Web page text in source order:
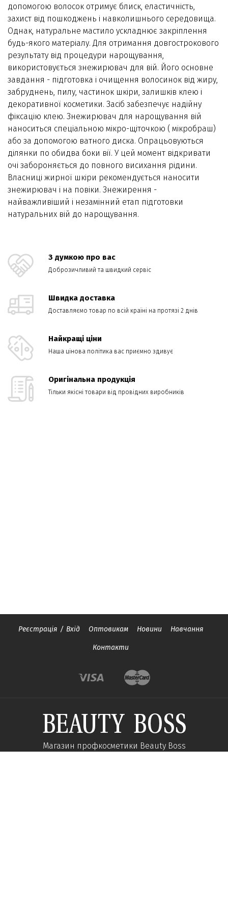
допомогою волосок отримує блиск, еластичність,
захист від пошкоджень і навколишнього середовища.
Однак, натуральне мастило ускладнює закріплення
будь-якого матеріалу. Для отримання довгострокового
результату від процедури нарощування,
використовується знежирювач для вій. Його основне
завдання - підготовка і очищення волосинок від жиру,
забруднень, пилу, частинок шкіри, залишків клею і
декоративної косметики. Засіб забезпечує надійну
фіксацію клею. Знежирювач для нарощування вій
наноситься спеціальною мікро-щіточкою ( мікробраш)
або за допомогою ватного диска. Опрацьовуються
ділянки по обидва боки вії. У цей момент відкривати
очі забороняється до повного висихання рідини.
Власниці жирної шкіри рекомендується наносити
знежирювач і на повіки. Знежирення -
найважливіший і незамінний етап підготовки
натуральних вій до нарощування.
З думкою про вас
Доброзичливий та швидкий сервіс
Швидка доставка
Доставляємо товар по всій країні на протязі 2 днів
Найкращі ціни
Наша цінова політика вас приємно здивує
Оригінальна продукція
Тільки якісні товари від провідних виробників
Реєстрація / Вхід Оптовикам Новини Навчання
Контакти
Магазин профкосметики Beauty Boss